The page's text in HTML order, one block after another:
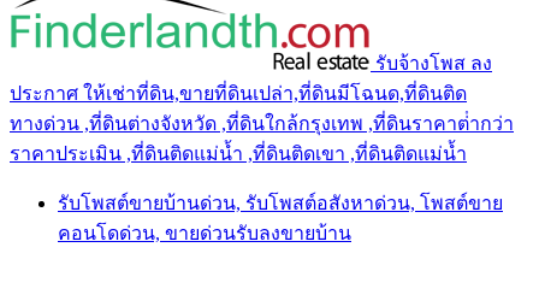
รับจ้างโพส ลง
ประกาศ ให้เช่าที่ดิน,ขายที่ดินเปล่า,ที่ดินมีโฉนด,ที่ดินติด
ทางด่วน ,ที่ดินต่างจังหวัด ,ที่ดินใกล้กรุงเทพ ,ที่ดินราคาต่ํากว่า
ราคาประเมิน ,ที่ดินติดแม่น้ำ ,ที่ดินติดเขา ,ที่ดินติดแม่น้ำ
รับโพสต์ขายบ้านด่วน, รับโพสต์อสังหาด่วน, โพสต์ขาย
คอนโดด่วน, ขายด่วนรับลงขายบ้าน